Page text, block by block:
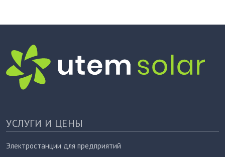
УСЛУГИ И ЦЕНЫ
Электростанции для предприятий